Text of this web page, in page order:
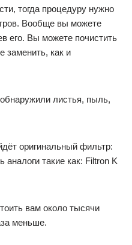
тогда процедуру нужно
Вообще вы можете
его. Вы можете почистить
заменить, как и
листья, пыль,
оригинальный фильтр:
такие как: Filtron K
вам около тысячи
меньше.